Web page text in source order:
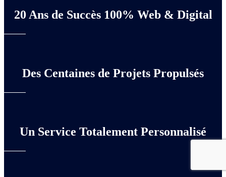
20 Ans de Succès 100% Web & Digital
Des Centaines de Projets Propulsés
Un Service Totalement Personnalisé